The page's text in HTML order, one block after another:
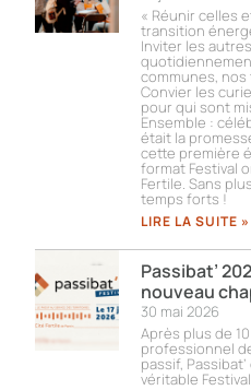
« Réunir celles
transition
Inviter les
communes,
Convier les
pour qui sont
Ensemble :
était la
cette première
format Festival
Fertile. Sans
temps forts !​
LIRE LA SUITE »
Passibat’
nouveau
30 mai 2026
Après plus de
professionnel
passif,
véritable